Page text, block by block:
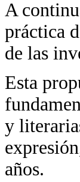
A
práctica
de las
Esta
y
años.